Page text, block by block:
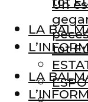
LA
Un
tot
LA